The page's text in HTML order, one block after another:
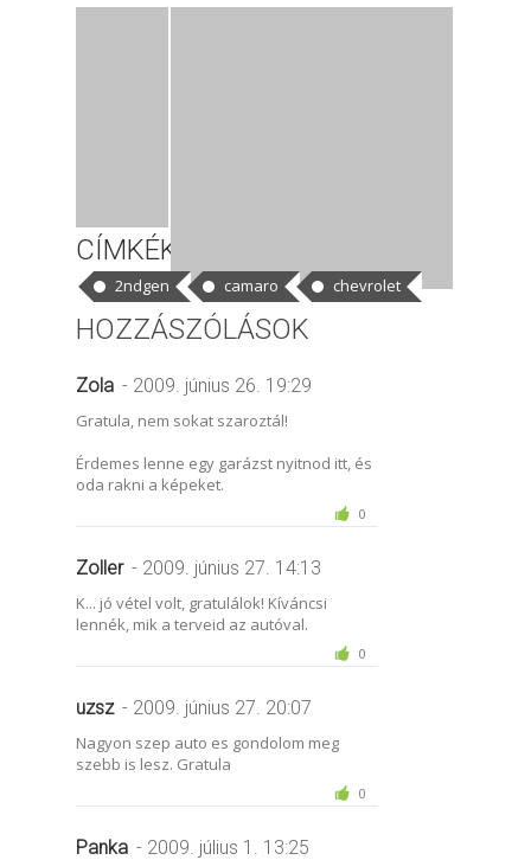
CÍMKÉK
2ndgen camaro chevrolet
HOZZÁSZÓLÁSOK
Zola - 2009. június 26. 19:29
Gratula, nem sokat szaroztál!
Érdemes lenne egy garázst nyitnod itt, és
oda rakni a képeket.
0
Zoller - 2009. június 27. 14:13
K... jó vétel volt, gratulálok! Kíváncsi
lennék, mik a terveid az autóval.
0
uzsz - 2009. június 27. 20:07
Nagyon szep auto es gondolom meg
szebb is lesz. Gratula
0
Panka - 2009. július 1. 13:25